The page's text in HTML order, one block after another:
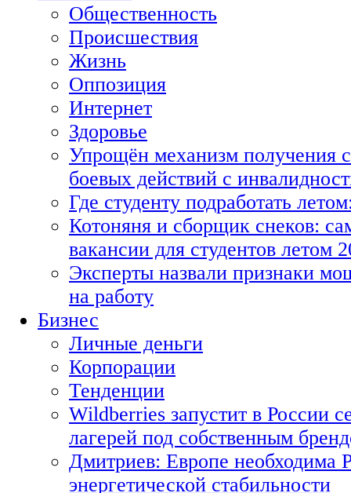
Общественность
Происшествия
Жизнь
Оппозиция
Интернет
Здоровье
Упрощён механизм получения
боевых действий с
Где студенту подработать
Котоняня и сборщик снеков:
вакансии для студентов летом
Эксперты назвали признаки
на работу
Бизнес
Личные деньги
Корпорации
Тенденции
Wildberries запустит в России
лагерей под собственным
Дмитриев: Европе необходима
энергетической стабильности